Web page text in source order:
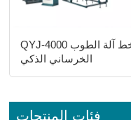
QYJ-4000 خط آلة الطوب
الخرساني الذكي
فئات المنتجات